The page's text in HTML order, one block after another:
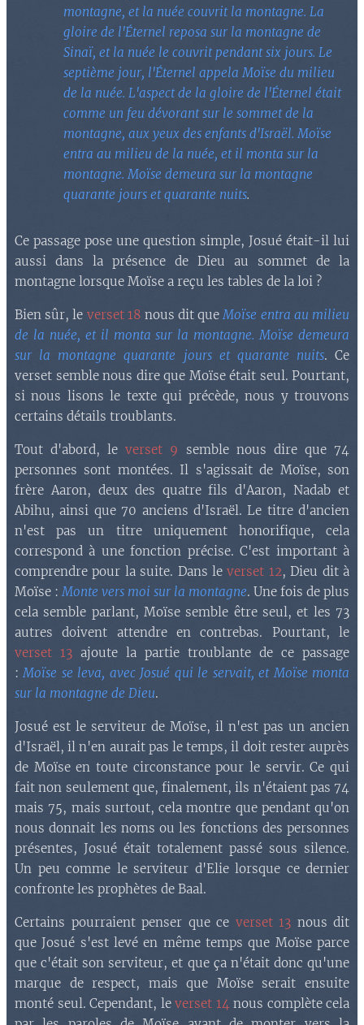
montagne, et la nuée couvrit la montagne. La
gloire de l'Éternel reposa sur la montagne de
Sinaï, et la nuée le couvrit pendant six jours. Le
septième jour, l'Éternel appela Moïse du milieu
de la nuée. L'aspect de la gloire de l'Éternel était
comme un feu dévorant sur le sommet de la
montagne, aux yeux des enfants d'Israël. Moïse
entra au milieu de la nuée, et il monta sur la
montagne. Moïse demeura sur la montagne
quarante jours et quarante nuits.
Ce passage pose une question simple, Josué était-il lui
aussi dans la présence de Dieu au sommet de la
montagne lorsque Moïse a reçu les tables de la loi ?
Bien sûr, le verset 18 nous dit queMoïse entra au milieu
de la nuée, et il monta sur la montagne. Moïse demeura
sur la montagne quarante jours et quarante nuits. Ce
verset semble nous dire que Moïse était seul. Pourtant,
si nous lisons le texte qui précède, nous y trouvons
certains détails troublants.
Tout d'abord, leverset 9
semble nous dire que 74
personnes sont montées. Il s'agissait de Moïse, son
frère Aaron, deux des quatre fils d'Aaron, Nadab et
Abihu, ainsi que 70 anciens d'Israël. Le titre d'ancien
n'est pas un titre uniquement honorifique, cela
correspond à une fonction précise. C'est important à
comprendre pour la suite. Dans leverset 12, Dieu dit à
Moïse :Monte vers moi sur la montagne. Une fois de plus
cela semble parlant, Moïse semble être seul, et les 73
autres doivent attendre en contrebas. Pourtant, le
verset 13 ajoute la partie troublante de ce passage
:Moïse se leva, avec Josué qui le servait, et Moïse monta
sur la montagne de Dieu.
Josué est le serviteur de Moïse, il n'est pas un ancien
d'Israël, il n'en aurait pas le temps, il doit rester auprès
de Moïse en toute circonstance pour le servir. Ce qui
fait non seulement que, finalement, ils n'étaient pas 74
mais 75, mais surtout, cela montre que pendant qu'on
nous donnait les noms ou les fonctions des personnes
présentes, Josué était totalement passé sous silence.
Un peu comme le serviteur d'Elie lorsque ce dernier
confronte les prophètes de Baal.
Certains pourraient penser que ce verset 13 nous dit
que Josué s'est levé en même temps que Moïse parce
que c'était son serviteur, et que ça n'était donc qu'une
marque de respect, mais que Moïse serait ensuite
monté seul. Cependant, le verset 14 nous complète cela